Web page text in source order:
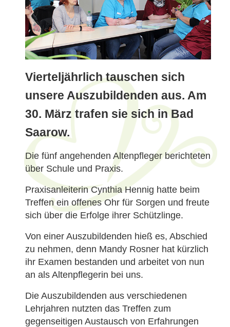
Vierteljährlich tauschen sich
unsere Auszubildenden aus. Am
30. März trafen sie sich in Bad
Saarow.
Die fünf angehenden Altenpfleger berichteten
über Schule und Praxis.
Praxisanleiterin Cynthia Hennig hatte beim
Treffen ein offenes Ohr für Sorgen und freute
sich über die Erfolge ihrer Schützlinge.
Von einer Auszubildenden hieß es, Abschied
zu nehmen, denn Mandy Rosner hat kürzlich
ihr Examen bestanden und arbeitet von nun
an als Altenpflegerin bei uns.
Die Auszubildenden aus verschiedenen
Lehrjahren nutzten das Treffen zum
gegenseitigen Austausch von Erfahrungen